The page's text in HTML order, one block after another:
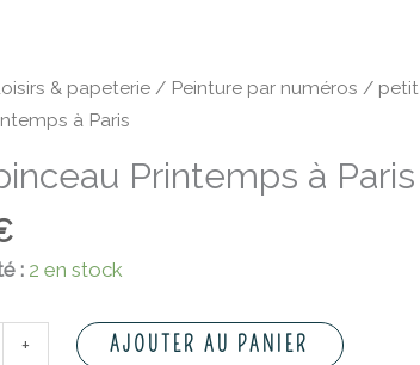
& papeterie/ Peinture par numéros / petit
à Paris
Printemps à Paris
: 2 en stock
+ AJOUTER AU PANIER